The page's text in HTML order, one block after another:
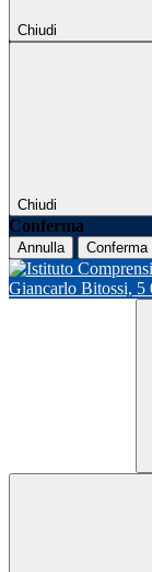
Chiudi
Chiudi
Conferma
Annulla Conferma
Giancarlo Bitossi, 5